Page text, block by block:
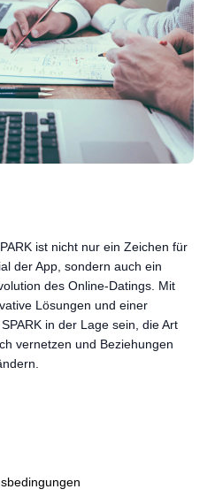
ist nicht nur ein Zeichen für
der App, sondern auch ein
des Online-Datings. Mit
Lösungen und einer
in der Lage sein, die Art
vernetzen und Beziehungen